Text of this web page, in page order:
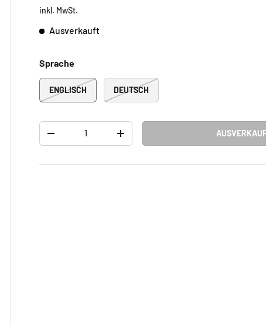
inkl. MwSt.
Ausverkauft
Sprache
ENGLISCH DEUTSCH
- +